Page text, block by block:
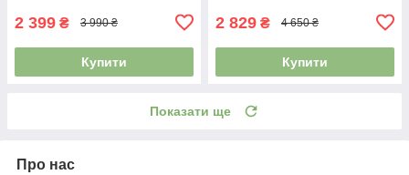
2 399 ₴ 3 990 ₴
Купити
2 829 ₴ 4 650 ₴
Купити
Показати ще
Про нас